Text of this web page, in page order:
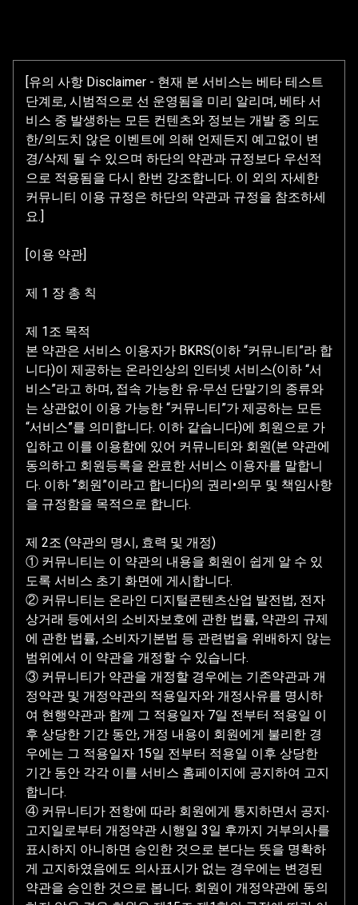
[유의 사항 Disclaimer - 현재 본 서비스는 베타 테스트
단계로, 시범적으로 선 운영됨을 미리 알리며, 베타 서
비스 중 발생하는 모든 컨텐츠와 정보는 개발 중 의도
한/의도치 않은 이벤트에 의해 언제든지 예고없이 변
경/삭제 될 수 있으며 하단의 약관과 규정보다 우선적
으로 적용됨을 다시 한번 강조합니다. 이 외의 자세한
커뮤니티 이용 규정은 하단의 약관과 규정을 참조하세
요.]
[이용 약관]
제 1 장 총 칙
제 1조 목적
본 약관은 서비스 이용자가 BKRS(이하 “커뮤니티”라 합
니다)이 제공하는 온라인상의 인터넷 서비스(이하 “서
비스”라고 하며, 접속 가능한 유∙무선 단말기의 종류와
는 상관없이 이용 가능한 “커뮤니티”가 제공하는 모든
“서비스”를 의미합니다. 이하 같습니다)에 회원으로 가
입하고 이를 이용함에 있어 커뮤니티와 회원(본 약관에
동의하고 회원등록을 완료한 서비스 이용자를 말합니
다. 이하 “회원”이라고 합니다)의 권리•의무 및 책임사항
을 규정함을 목적으로 합니다.
제 2조 (약관의 명시, 효력 및 개정)
① 커뮤니티는 이 약관의 내용을 회원이 쉽게 알 수 있
도록 서비스 초기 화면에 게시합니다.
② 커뮤니티는 온라인 디지털콘텐츠산업 발전법, 전자
상거래 등에서의 소비자보호에 관한 법률, 약관의 규제
에 관한 법률, 소비자기본법 등 관련법을 위배하지 않는
범위에서 이 약관을 개정할 수 있습니다.
③ 커뮤니티가 약관을 개정할 경우에는 기존약관과 개
정약관 및 개정약관의 적용일자와 개정사유를 명시하
여 현행약관과 함께 그 적용일자 7일 전부터 적용일 이
후 상당한 기간 동안, 개정 내용이 회원에게 불리한 경
우에는 그 적용일자 15일 전부터 적용일 이후 상당한
기간 동안 각각 이를 서비스 홈페이지에 공지하여 고지
합니다.
④ 커뮤니티가 전항에 따라 회원에게 통지하면서 공지∙
고지일로부터 개정약관 시행일 3일 후까지 거부의사를
표시하지 아니하면 승인한 것으로 본다는 뜻을 명확하
게 고지하였음에도 의사표시가 없는 경우에는 변경된
약관을 승인한 것으로 봅니다. 회원이 개정약관에 동의